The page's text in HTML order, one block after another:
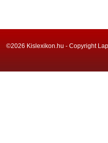
©2026 Kislexikon.hu - Copyright